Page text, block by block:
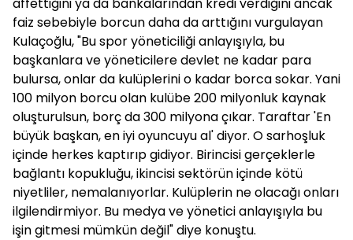
faiz sebebiyle borcun daha da arttığını vurgulayan
Kulaçoğlu, "Bu spor yöneticiliği anlayışıyla, bu
başkanlara ve yöneticilere devlet ne kadar para
bulursa, onlar da kulüplerini o kadar borca sokar. Yani
100 milyon borcu olan kulübe 200 milyonluk kaynak
oluşturulsun, borç da 300 milyona çıkar. Taraftar 'En
büyük başkan, en iyi oyuncuyu al' diyor. O sarhoşluk
içinde herkes kaptırıp gidiyor. Birincisi gerçeklerle
bağlantı kopukluğu, ikincisi sektörün içinde kötü
niyetliler, nemalanıyorlar. Kulüplerin ne olacağı onları
ilgilendirmiyor. Bu medya ve yönetici anlayışıyla bu
işin gitmesi mümkün değil" diye konuştu.